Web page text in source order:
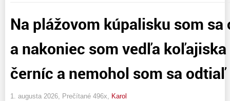
Na plážovom kúpalisku som
a nakoniec som vedľa
černíc a nemohol som sa
1. augusta 2026, Prečítané 496x, Karol